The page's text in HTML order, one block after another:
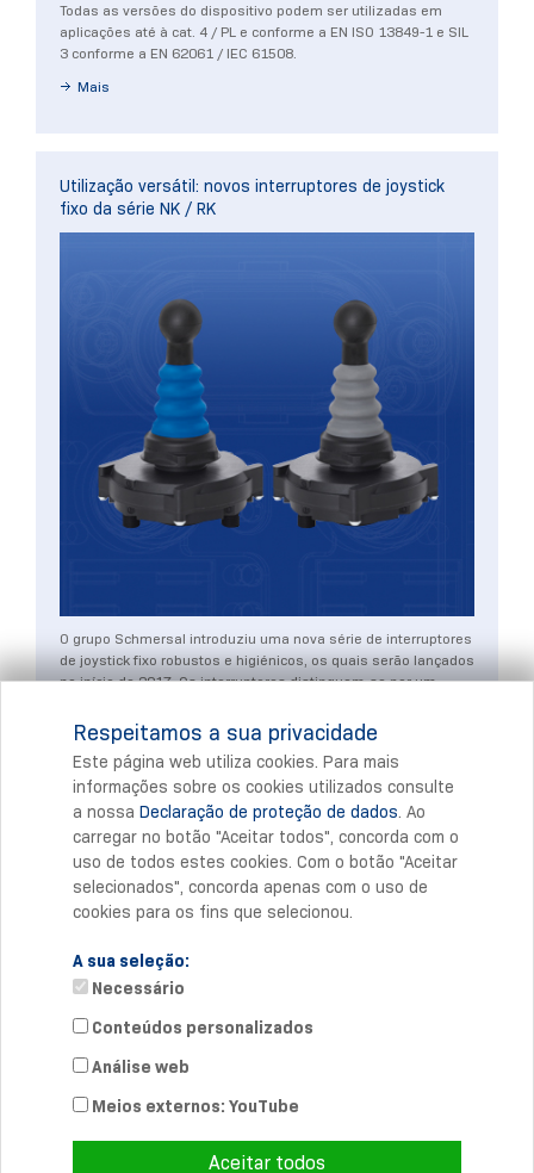
Todas as versões do dispositivo podem ser utilizadas em
aplicações até à cat. 4 / PL e conforme a EN ISO 13849-1 e SIL
3 conforme a EN 62061 / IEC 61508.
Mais
Utilização versátil: novos interruptores de joystick
fixo da série NK / RK
O grupo Schmersal introduziu uma nova série de interruptores
de joystick fixo robustos e higiénicos, os quais serão lançados
no início de 2017. Os interruptores distinguem-se por um
Mais
Imprimir
Contacto diretoe
Telefone: +351 308 800 933
Respeitamos a sua privacidade
Este página web utiliza cookies. Para mais
informações sobre os cookies utilizados consulte
a nossa Declaração de proteção de dados. Ao
carregar no botão "Aceitar todos", concorda com o
uso de todos estes cookies. Com o botão "Aceitar
selecionados", concorda apenas com o uso de
cookies para os fins que selecionou.
A sua seleção:
Necessário
Conteúdos personalizados
Análise web
Meios externos: YouTube
Aceitar todos